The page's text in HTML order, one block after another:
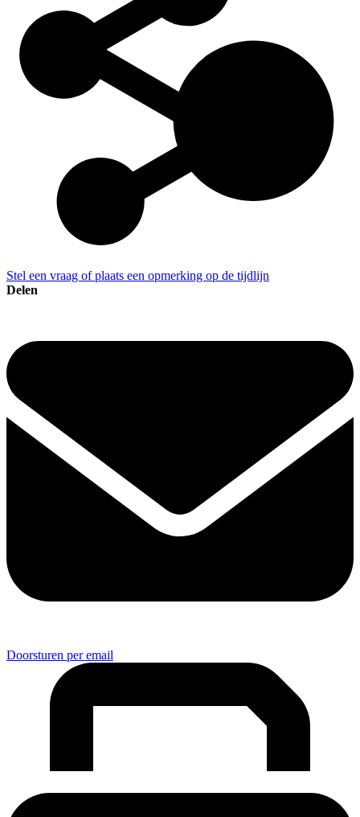
Stel een vraag of plaats een opmerking op de tijdlijn
Delen
Doorsturen per email